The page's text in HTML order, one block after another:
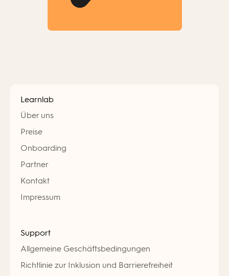
Learnlab
Über uns
Preise
Onboarding
Partner
Kontakt
Impressum
Support
Allgemeine Geschäftsbedingungen
Richtlinie zur Inklusion und Barrierefreiheit